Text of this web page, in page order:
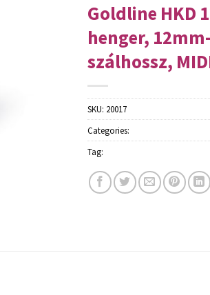
Goldline HKD
henger,
szálhossz,
SKU: 20017
Categories:
Tag: